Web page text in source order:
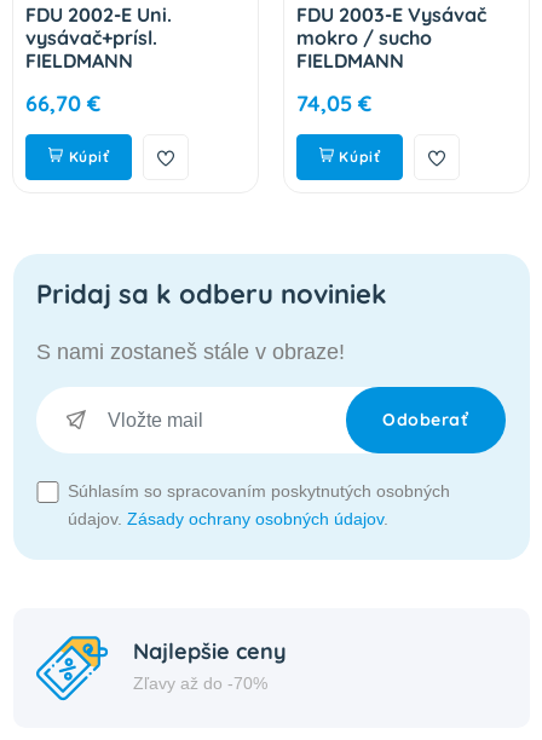
FDU 2002-E Uni.
vysávač+prísl.
FIELDMANN
66,70 €
Kúpiť
FDU 2003-E Vysávač
mokro / sucho
FIELDMANN
74,05 €
Kúpiť
Pridaj sa k odberu noviniek
S nami zostaneš stále v obraze!
Odoberať
Súhlasím so spracovaním poskytnutých osobných
údajov. Zásady ochrany osobných údajov.
Najlepšie ceny
Zľavy až do -70%